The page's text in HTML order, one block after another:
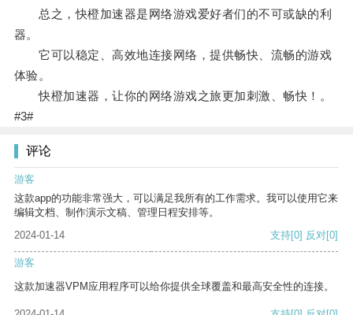
总之，快橙加速器是网络游戏爱好者们的不可或缺的利
器。
它可以稳定、高效地连接网络，提供畅快、流畅的游戏
体验。
快橙加速器，让你的网络游戏之旅更加刺激、畅快！。
#3#
评论
游客
这款app的功能非常强大，可以满足我所有的工作需求。我可以使用它来
编辑文档、制作演示文稿、管理日程安排等。
2024-01-14
支持[0] 反对[0]
游客
这款加速器VPM应用程序可以给你提供全球覆盖和最高安全性的连接。